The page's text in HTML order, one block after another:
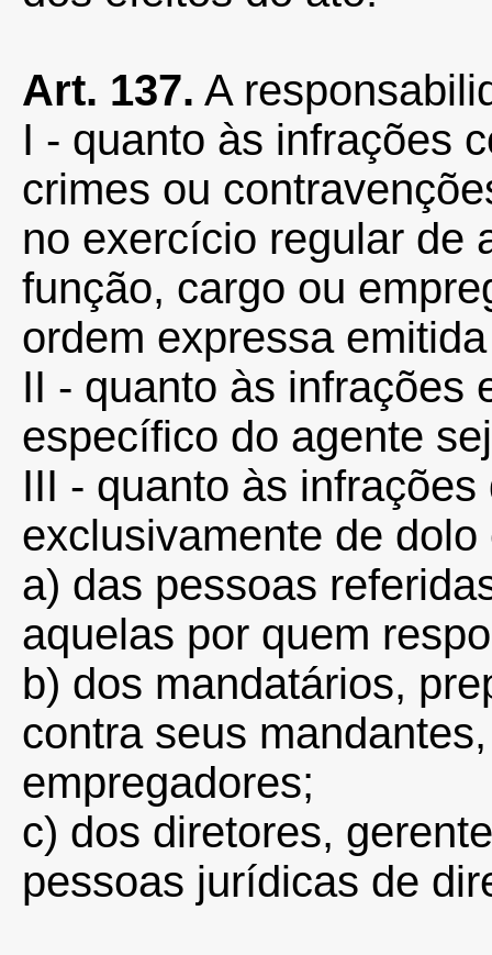
Art. 137. A
I - quanto às infrações
crimes ou
no exercício regular de
função, cargo ou
ordem expressa
II - quanto às infrações
específico do agente
III - quanto às
exclusivamente de
a) das pessoas
aquelas por quem
b) dos mandatários,
contra seus
empregadores;
c) dos diretores,
pessoas jurídicas de